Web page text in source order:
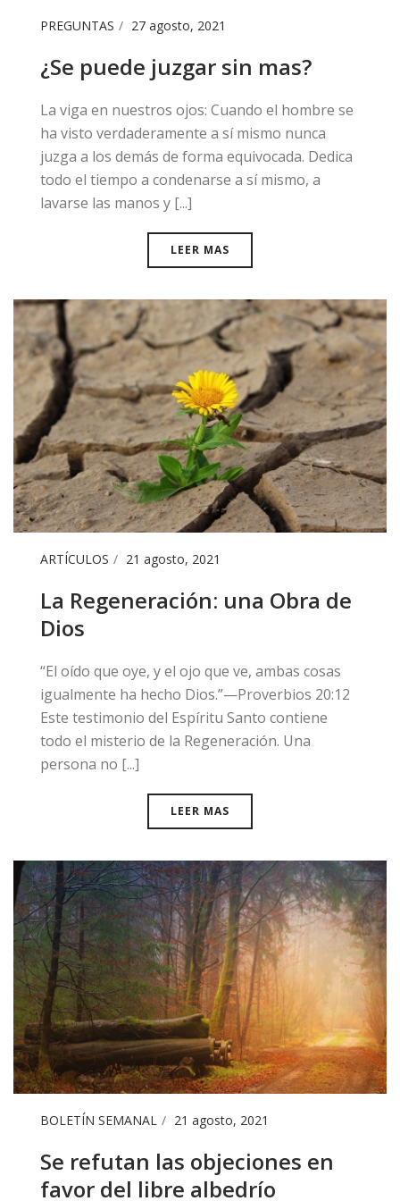
PREGUNTAS 27 agosto, 2021
¿Se puede juzgar sin mas?
La viga en nuestros ojos: Cuando el hombre se
ha visto verdaderamente a sí mismo nunca
juzga a los demás de forma equivocada. Dedica
todo el tiempo a condenarse a sí mismo, a
lavarse las manos y [...]
LEER MAS
ARTÍCULOS 21 agosto, 2021
La Regeneración: una Obra de
Dios
“El oído que oye, y el ojo que ve, ambas cosas
igualmente ha hecho Dios.”—Proverbios 20:12
Este testimonio del Espíritu Santo contiene
todo el misterio de la Regeneración. Una
persona no [...]
LEER MAS
BOLETÍN SEMANAL 21 agosto, 2021
Se refutan las objeciones en
favor del libre albedrío